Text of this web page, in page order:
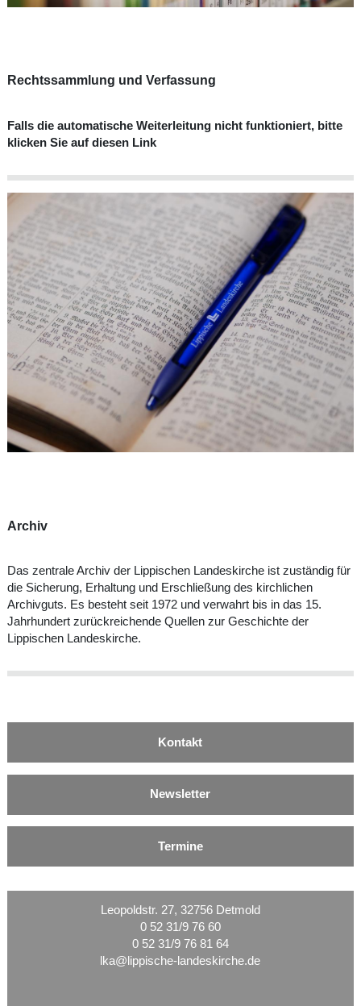
Rechtssammlung und Verfassung
Falls die automatische Weiterleitung nicht funktioniert, bitte
klicken Sie auf diesen Link
Archiv
Das zentrale Archiv der Lippischen Landeskirche ist zuständig für
die Sicherung, Erhaltung und Erschließung des kirchlichen
Archivguts. Es besteht seit 1972 und verwahrt bis in das 15.
Jahrhundert zurückreichende Quellen zur Geschichte der
Lippischen Landeskirche.
Kontakt
Newsletter
Termine
Leopoldstr. 27, 32756 Detmold
0 52 31/9 76 60
0 52 31/9 76 81 64
lka@lippische-landeskirche.de